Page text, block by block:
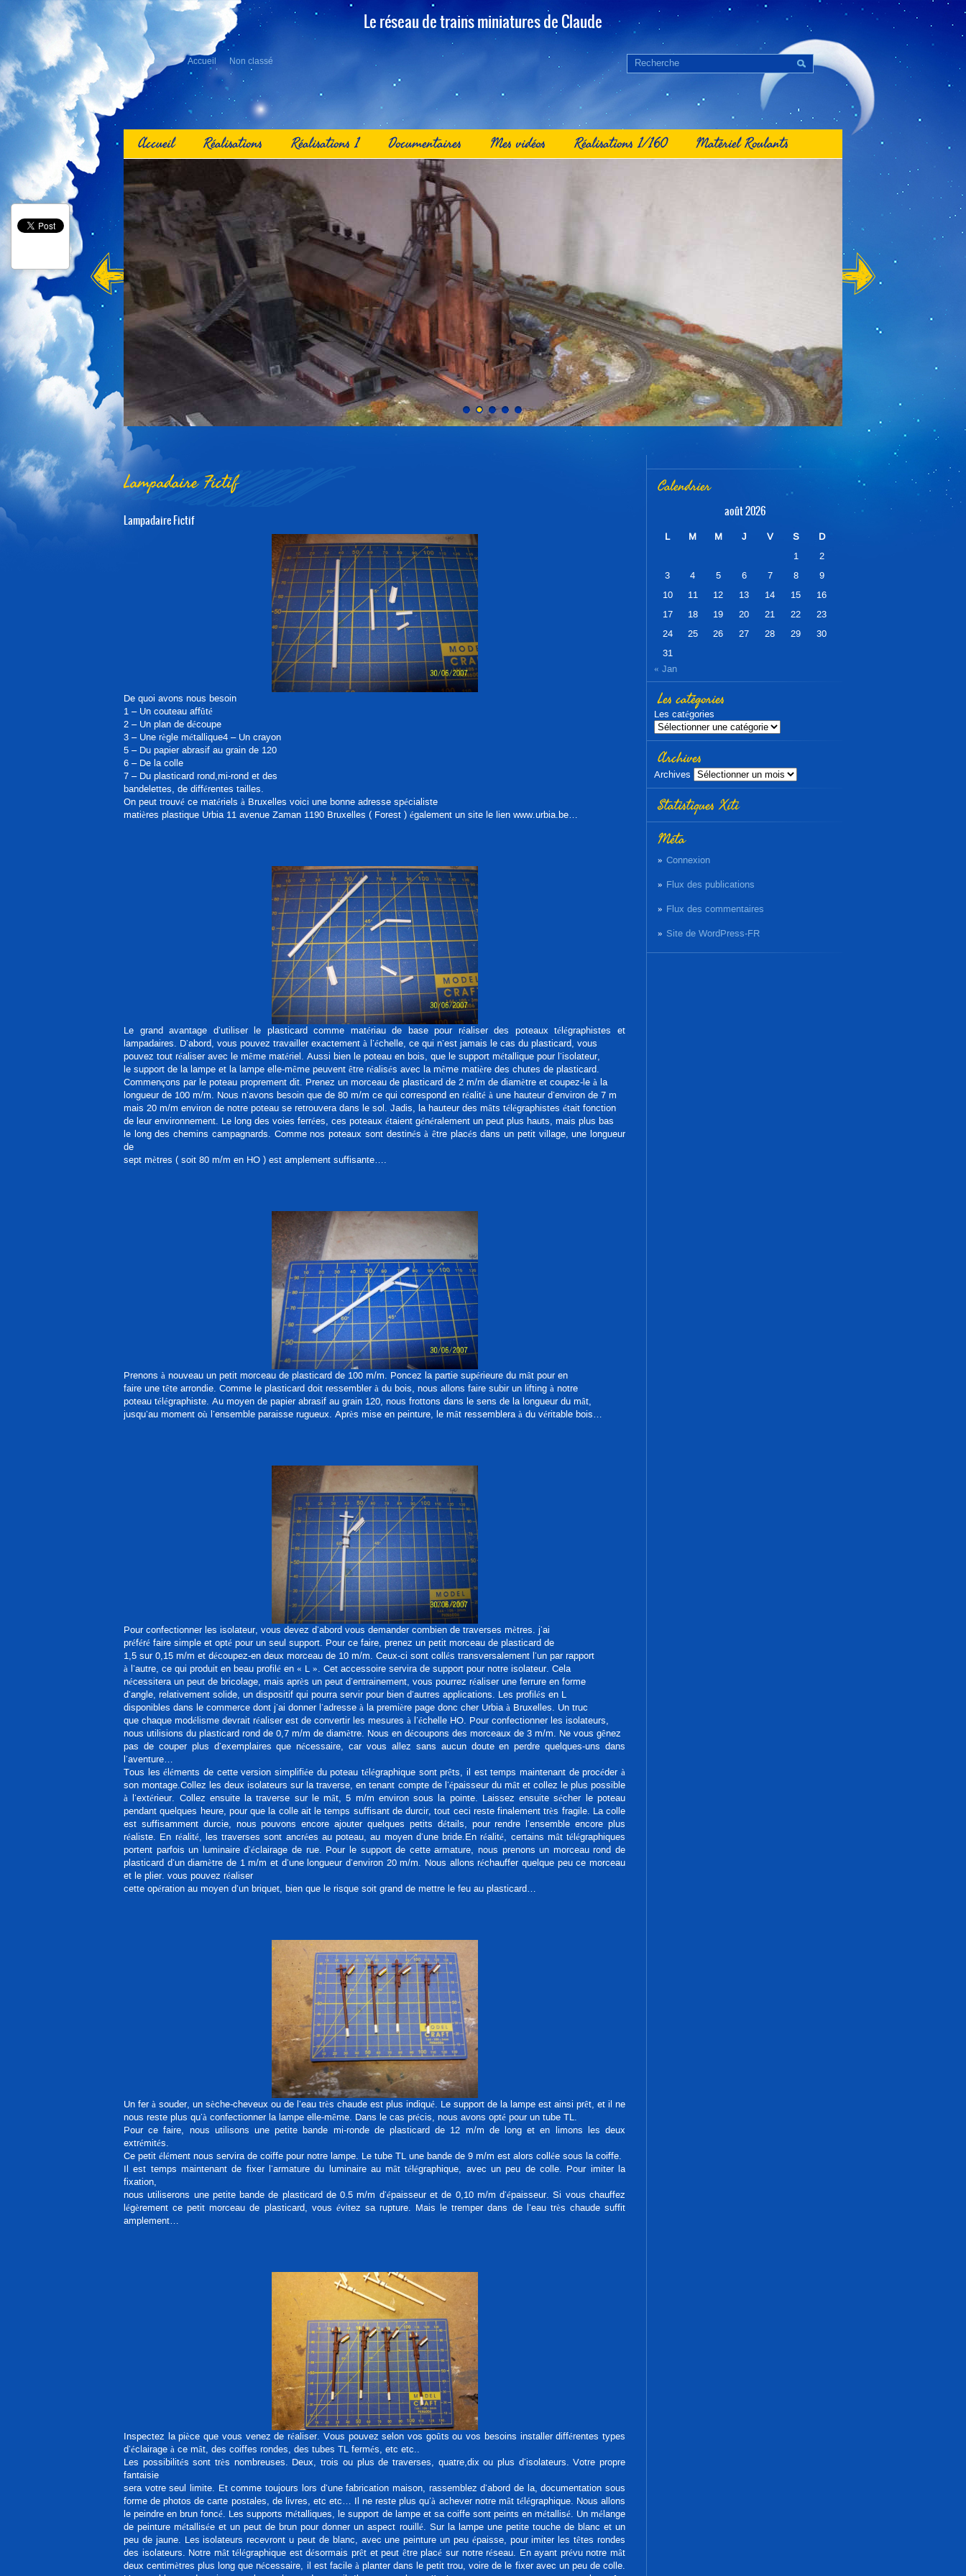
Le réseau de trains miniatures de Claude
Accueil Non classé
Accueil Réalisations Réalisations 1 Documentaires Mes vidéos Réalisations 1/160 Matériel Roulants
1 2 3 4 5
Calendrier
août 2026
L M M J V S
D
1
2
3
4 5 6 7 8
9
10
11 12 13 14 15
16
17
18 19 20 21 22
23
24
25 26 27 28 29
30
31
« Jan
Les catégories
Les catégories
Archives
Archives
Statistiques Xiti
Méta
Connexion
Flux des publications
Flux des commentaires
Site de WordPress-FR
Lampadaire Fictif
Lampadaire Fictif
De quoi avons nous besoin
1 – Un couteau affûté
2 – Un plan de découpe
3 – Une règle métallique4 – Un crayon
5 – Du papier abrasif au grain de 120
6 – De la colle
7 – Du plasticard rond,mi-rond et des
bandelettes, de différentes tailles.
On peut trouvé ce matériels à Bruxelles voici une bonne adresse spécialiste
matières plastique Urbia 11 avenue Zaman 1190 Bruxelles ( Forest ) également un site le lien www.urbia.be…
Le grand avantage d’utiliser le plasticard comme matériau de base pour réaliser des poteaux télégraphistes et
lampadaires. D’abord, vous pouvez travailler exactement à l’échelle, ce qui n’est jamais le cas du plasticard, vous
pouvez tout réaliser avec le même matériel. Aussi bien le poteau en bois, que le support métallique pour l’isolateur,
le support de la lampe et la lampe elle-même peuvent être réalisés avec la même matière des chutes de plasticard.
Commençons par le poteau proprement dit. Prenez un morceau de plasticard de 2 m/m de diamètre et coupez-le à la
longueur de 100 m/m. Nous n’avons besoin que de 80 m/m ce qui correspond en réalité à une hauteur d’environ de 7 m
mais 20 m/m environ de notre poteau se retrouvera dans le sol. Jadis, la hauteur des mâts télégraphistes était fonction
de leur environnement. Le long des voies ferrées, ces poteaux étaient généralement un peut plus hauts, mais plus bas
le long des chemins campagnards. Comme nos poteaux sont destinés à être placés dans un petit village, une longueur
de
sept mètres ( soit 80 m/m en HO ) est amplement suffisante….
Prenons à nouveau un petit morceau de plasticard de 100 m/m. Poncez la partie supérieure du mât pour en
faire une tête arrondie. Comme le plasticard doit ressembler à du bois, nous allons faire subir un lifting à notre
poteau télégraphiste. Au moyen de papier abrasif au grain 120, nous frottons dans le sens de la longueur du mât,
jusqu’au moment où l’ensemble paraisse rugueux. Après mise en peinture, le mât ressemblera à du véritable bois…
Pour confectionner les isolateur, vous devez d’abord vous demander combien de traverses mètres. j’ai
préféré faire simple et opté pour un seul support. Pour ce faire, prenez un petit morceau de plasticard de
1,5 sur 0,15 m/m et découpez-en deux morceau de 10 m/m. Ceux-ci sont collés transversalement l’un par rapport
à l’autre, ce qui produit en beau profilé en « L ». Cet accessoire servira de support pour notre isolateur. Cela
nécessitera un peut de bricolage, mais après un peut d’entrainement, vous pourrez réaliser une ferrure en forme
d’angle, relativement solide, un dispositif qui pourra servir pour bien d’autres applications. Les profilés en L
disponibles dans le commerce dont j’ai donner l’adresse à la première page donc cher Urbia à Bruxelles. Un truc
que chaque modélisme devrait réaliser est de convertir les mesures à l’échelle HO. Pour confectionner les isolateurs,
nous utilisions du plasticard rond de 0,7 m/m de diamètre. Nous en découpons des morceaux de 3 m/m. Ne vous gênez
pas de couper plus d’exemplaires que nécessaire, car vous allez sans aucun doute en perdre quelques-uns dans
l’aventure…
Tous les éléments de cette version simplifiée du poteau télégraphique sont prêts, il est temps maintenant de procéder à
son montage.Collez les deux isolateurs sur la traverse, en tenant compte de l’épaisseur du mât et collez le plus possible
à l’extérieur. Collez ensuite la traverse sur le mât, 5 m/m environ sous la pointe. Laissez ensuite sécher le poteau
pendant quelques heure, pour que la colle ait le temps suffisant de durcir, tout ceci reste finalement très fragile. La colle
est suffisamment durcie, nous pouvons encore ajouter quelques petits détails, pour rendre l’ensemble encore plus
réaliste. En réalité, les traverses sont ancrées au poteau, au moyen d’une bride.En réalité, certains mât télégraphiques
portent parfois un luminaire d’éclairage de rue. Pour le support de cette armature, nous prenons un morceau rond de
plasticard d’un diamètre de 1 m/m et d’une longueur d’environ 20 m/m. Nous allons réchauffer quelque peu ce morceau
et le plier. vous pouvez réaliser
cette opération au moyen d’un briquet, bien que le risque soit grand de mettre le feu au plasticard…
Un fer à souder, un sèche-cheveux ou de l’eau très chaude est plus indiqué. Le support de la lampe est ainsi prêt, et il ne
nous reste plus qu’à confectionner la lampe elle-même. Dans le cas précis, nous avons opté pour un tube TL.
Pour ce faire, nous utilisons une petite bande mi-ronde de plasticard de 12 m/m de long et en limons les deux
extrémités.
Ce petit élément nous servira de coiffe pour notre lampe. Le tube TL une bande de 9 m/m est alors collée sous la coiffe.
Il est temps maintenant de fixer l’armature du luminaire au mât télégraphique, avec un peu de colle. Pour imiter la
fixation,
nous utiliserons une petite bande de plasticard de 0.5 m/m d’épaisseur et de 0,10 m/m d’épaisseur. Si vous chauffez
légèrement ce petit morceau de plasticard, vous évitez sa rupture. Mais le tremper dans de l’eau très chaude suffit
amplement…
Inspectez la pièce que vous venez de réaliser. Vous pouvez selon vos goûts ou vos besoins installer différentes types
d’éclairage à ce mât, des coiffes rondes, des tubes TL fermés, etc etc..
Les possibilités sont très nombreuses. Deux, trois ou plus de traverses, quatre,dix ou plus d’isolateurs. Votre propre
fantaisie
sera votre seul limite. Et comme toujours lors d’une fabrication maison, rassemblez d’abord de la, documentation sous
forme de photos de carte postales, de livres, etc etc… Il ne reste plus qu’à achever notre mât télégraphique. Nous allons
le peindre en brun foncé. Les supports métalliques, le support de lampe et sa coiffe sont peints en métallisé. Un mélange
de peinture métallisée et un peut de brun pour donner un aspect rouillé. Sur la lampe une petite touche de blanc et un
peu de jaune. Les isolateurs recevront u peut de blanc, avec une peinture un peu épaisse, pour imiter les têtes rondes
des isolateurs. Notre mât télégraphique est désormais prêt et peut être placé sur notre réseau. En ayant prévu notre mât
deux centimètres plus long que nécessaire, il est facile à planter dans le petit trou, voire de le fixer avec un peu de colle.